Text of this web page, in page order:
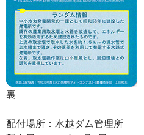
裏
配付場所：水越ダム管理所